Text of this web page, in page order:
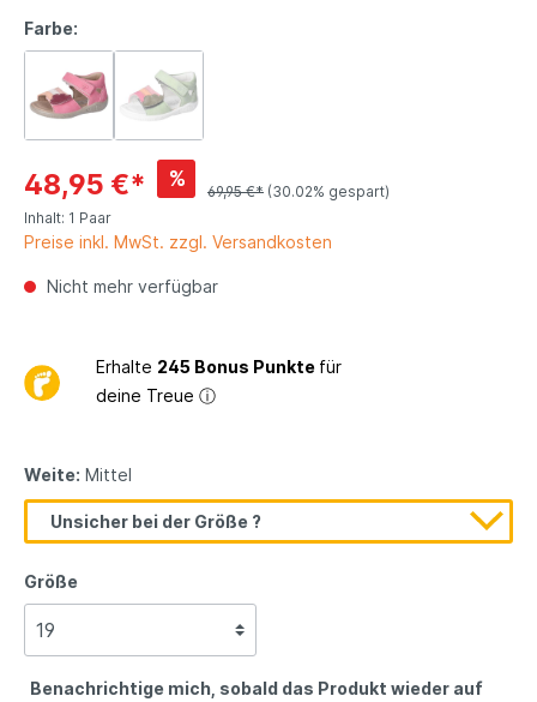
Farbe:
48,95 €* %
69,95 €* (30.02% gespart)
Inhalt: 1 Paar
Preise inkl. MwSt. zzgl. Versandkosten
Nicht mehr verfügbar
Erhalte 245 Bonus Punkte für
deine Treue ⓘ
Weite: Mittel
Unsicher bei der Größe ?
Größe
Benachrichtige mich, sobald das Produkt wieder auf